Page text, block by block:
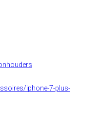
iphone-7-plus-